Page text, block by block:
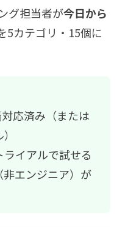
グ担当者が今日から
5カテゴリ・15個に
応済み（または
イアルで試せる
エンジニア）が